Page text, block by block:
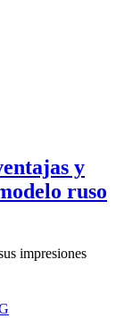
y
ruso
impresiones